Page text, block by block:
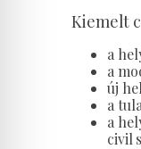
Kiemelt
a
a
új
a
a
civil